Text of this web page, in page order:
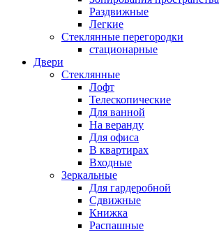
Раздвижные
Легкие
Стеклянные перегородки
стационарные
Двери
Стеклянные
Лофт
Телескопические
Для ванной
На веранду
Для офиса
В квартирах
Входные
Зеркальные
Для гардеробной
Сдвижные
Книжка
Распашные